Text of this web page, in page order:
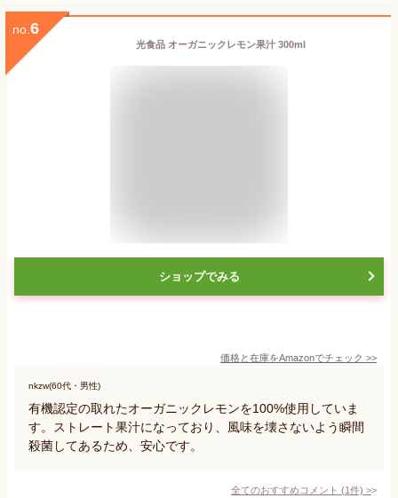
no. 6
光食品 オーガニックレモン果汁 300ml
ショップでみる
価格と在庫をAmazonでチェック >>
nkzw(60代・男性)
有機認定の取れたオーガニックレモンを100%使用していま
す。ストレート果汁になっており、風味を壊さないよう瞬間
殺菌してあるため、安心です。
全てのおすすめコメント (1件) >